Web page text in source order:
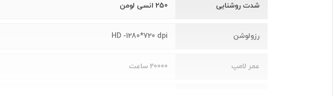
شدت روشنایی 250 انسی لومن
رزولوشن HD -1280*720 dpi
عمر لامپ 20000 ساعت